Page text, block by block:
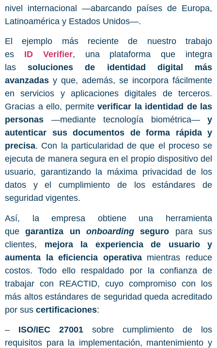
nivel internacional —abarcando países de Europa,
Latinoamérica y Estados Unidos—.
El ejemplo más reciente de nuestro trabajo
es ID Verifier, una plataforma que integra
lassoluciones de identidad digital más
avanzadas y que, además, se incorpora fácilmente
en servicios y aplicaciones digitales de terceros.
Gracias a ello, permite verificar la identidad de las
personas —mediante tecnología biométrica— y
autenticar sus documentos de forma rápida y
precisa. Con la particularidad de que el proceso se
ejecuta de manera segura en el propio dispositivo del
usuario, garantizando la máxima privacidad de los
datos y el cumplimiento de los estándares de
seguridad vigentes.
Así, la empresa obtiene una herramienta
quegarantiza unonboarding seguro para sus
clientes, mejora la experiencia de usuario y
aumenta la eficiencia operativamientras reduce
costos. Todo ello respaldado por la confianza de
trabajar con REACTID, cuyo compromiso con los
más altos estándares de seguridad queda acreditado
por sus certificaciones:
– ISO/IEC 27001 sobre cumplimiento de los
requisitos para la implementación, mantenimiento y